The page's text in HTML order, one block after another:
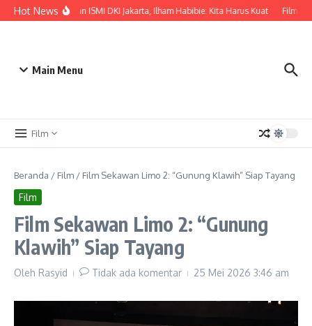
Lewati ke konten
Hot NewsPelantikan ISMI DKI Jakarta, Ilham Habibie: Kita Harus Kuat Film
Main Menu
Film
Beranda / Film / Film Sekawan Limo 2: “Gunung Klawih” Siap Tayang
Film
Film Sekawan Limo 2: “Gunung
Klawih” Siap Tayang
Oleh Rasyid Tidak ada komentar 25 Mei 2026 3:46 am